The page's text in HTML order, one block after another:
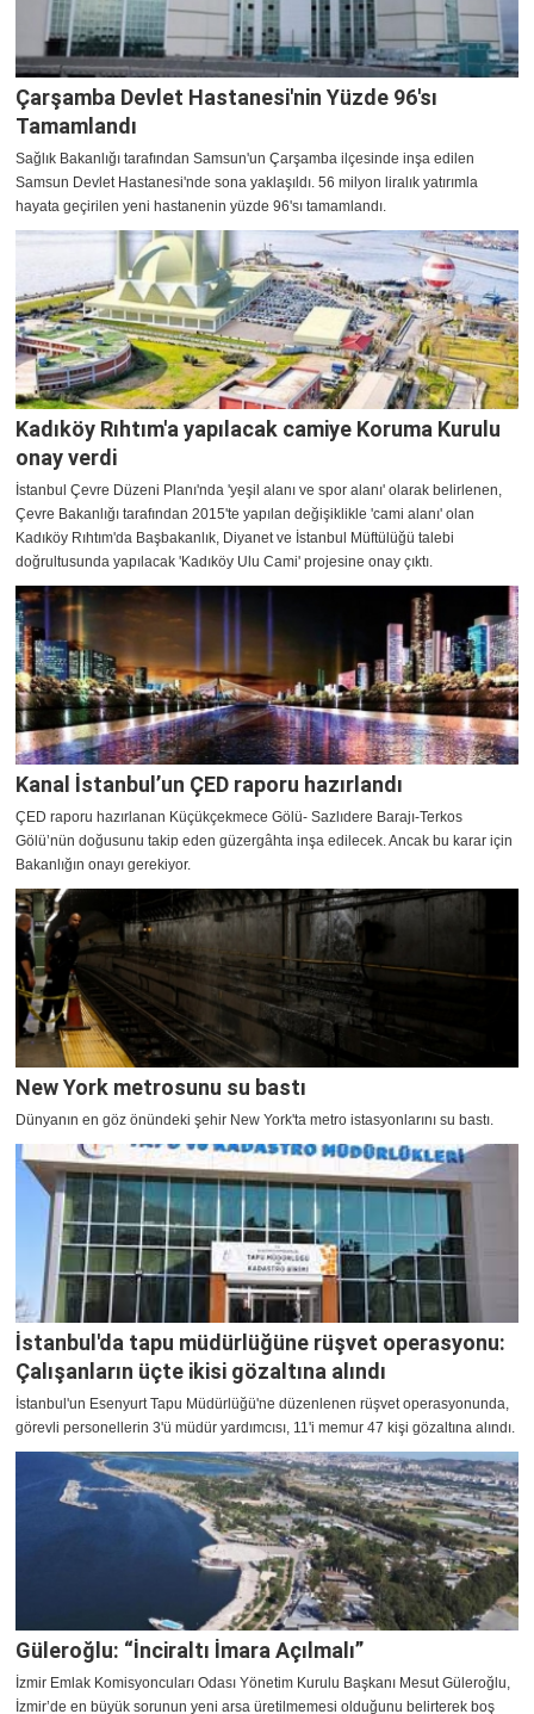
Çarşamba Devlet Hastanesi'nin Yüzde 96'sı
Tamamlandı
Sağlık Bakanlığı tarafından Samsun'un Çarşamba ilçesinde inşa edilen
Samsun Devlet Hastanesi'nde sona yaklaşıldı. 56 milyon liralık yatırımla
hayata geçirilen yeni hastanenin yüzde 96'sı tamamlandı.
Kadıköy Rıhtım'a yapılacak camiye Koruma Kurulu
onay verdi
İstanbul Çevre Düzeni Planı'nda 'yeşil alanı ve spor alanı' olarak belirlenen,
Çevre Bakanlığı tarafından 2015'te yapılan değişiklikle 'cami alanı' olan
Kadıköy Rıhtım'da Başbakanlık, Diyanet ve İstanbul Müftülüğü talebi
doğrultusunda yapılacak 'Kadıköy Ulu Cami' projesine onay çıktı.
Kanal İstanbul’un ÇED raporu hazırlandı
ÇED raporu hazırlanan Küçükçekmece Gölü- Sazlıdere Barajı-Terkos
Gölü’nün doğusunu takip eden güzergâhta inşa edilecek. Ancak bu karar için
Bakanlığın onayı gerekiyor.
New York metrosunu su bastı
Dünyanın en göz önündeki şehir New York'ta metro istasyonlarını su bastı.
İstanbul'da tapu müdürlüğüne rüşvet operasyonu:
Çalışanların üçte ikisi gözaltına alındı
İstanbul'un Esenyurt Tapu Müdürlüğü'ne düzenlenen rüşvet operasyonunda,
görevli personellerin 3'ü müdür yardımcısı, 11'i memur 47 kişi gözaltına alındı.
Güleroğlu: “İnciraltı İmara Açılmalı”
İzmir Emlak Komisyoncuları Odası Yönetim Kurulu Başkanı Mesut Güleroğlu,
İzmir’de en büyük sorunun yeni arsa üretilmemesi olduğunu belirterek boş